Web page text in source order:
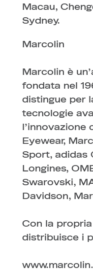
Macau,
Sydney.
Marcolin
Marcolin è
fondata nel
distingue per
tecnologie
Eyewear,
Sport, adidas
Longines,
Swarovski,
Davidson,
Con la
distribuisce i